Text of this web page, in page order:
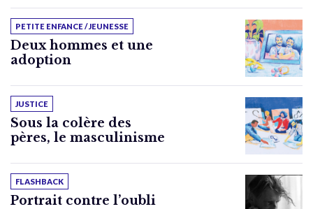
PETITE ENFANCE / JEUNESSE
Deux hommes et une
adoption
JUSTICE
Sous la colère des
pères, le masculinisme
FLASHBACK
Portrait contre l’oubli